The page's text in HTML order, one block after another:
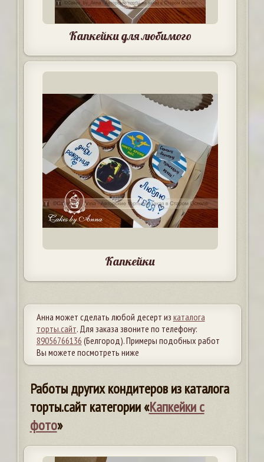
Капкейки для любимого
Капкейки
Анна может сделать любой десерт из каталога
торты.сайт. Для заказа звоните по телефону:
89056766136 (Белгород). Примеры подобных работ
Вы можете посмотреть ниже
Работы других кондитеров из каталога
торты.сайт категории «Капкейки с
фото»